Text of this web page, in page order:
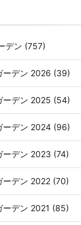
デン (757)
ーデン 2026 (39)
ーデン 2025 (54)
ーデン 2024 (96)
ーデン 2023 (74)
ーデン 2022 (70)
ーデン 2021 (85)